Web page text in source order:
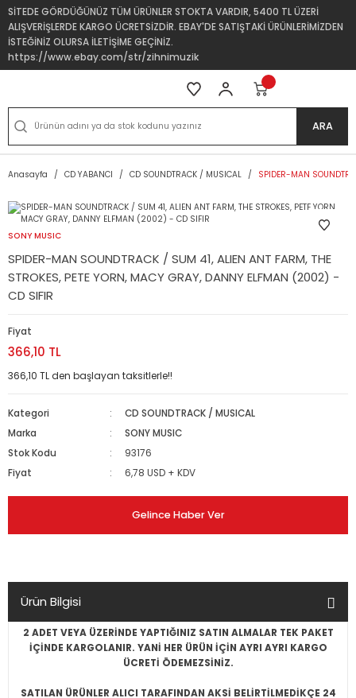
SİTEDE GÖRDÜĞÜNÜZ TÜM ÜRÜNLER STOKTA VARDIR, 5400 TL ÜZERİ
ALIŞVERİŞLERDE KARGO ÜCRETSİZDİR. EBAY'DE SATIŞTAKİ ÜRÜNLERİMİZDEN
İSTEĞİNİZ OLURSA İLETİŞİME GEÇİNİZ.
https://www.ebay.com/str/zihnimuzik
ARA
Anasayfa CD YABANCI CD SOUNDTRACK / MUSICAL SPIDER-MAN
SONY MUSIC
SPIDER-MAN SOUNDTRACK / SUM 41, ALIEN ANT FARM, THE
STROKES, PETE YORN, MACY GRAY, DANNY ELFMAN (2002) -
CD SIFIR
Fiyat
366,10 TL
366,10 TL den başlayan taksitlerle!!
Kategori
CD SOUNDTRACK / MUSICAL
Marka
SONY MUSIC
Stok Kodu
93176
Fiyat
6,78 USD + KDV
Gelince Haber Ver
Ürün Bilgisi
2 ADET VEYA ÜZERİNDE YAPTIĞINIZ SATIN ALMALAR TEK PAKET
İÇİNDE KARGOLANIR. YANİ HER ÜRÜN İÇİN AYRI AYRI KARGO
ÜCRETİ ÖDEMEZSİNİZ.
SATILAN ÜRÜNLER ALICI TARAFINDAN AKSİ BELİRTİLMEDİKÇE 24